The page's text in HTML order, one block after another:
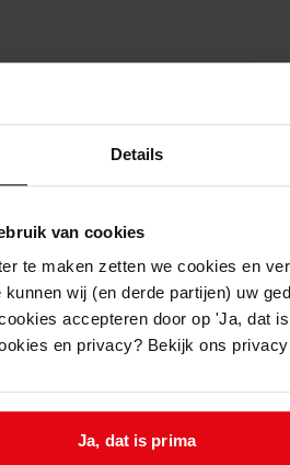
Details
van cookies
te maken zetten we cookies en
wij (en derde partijen) uw
accepteren door op 'Ja, dat
en privacy? Bekijk ons
Ja, dat is prima
woning-pakhuis en